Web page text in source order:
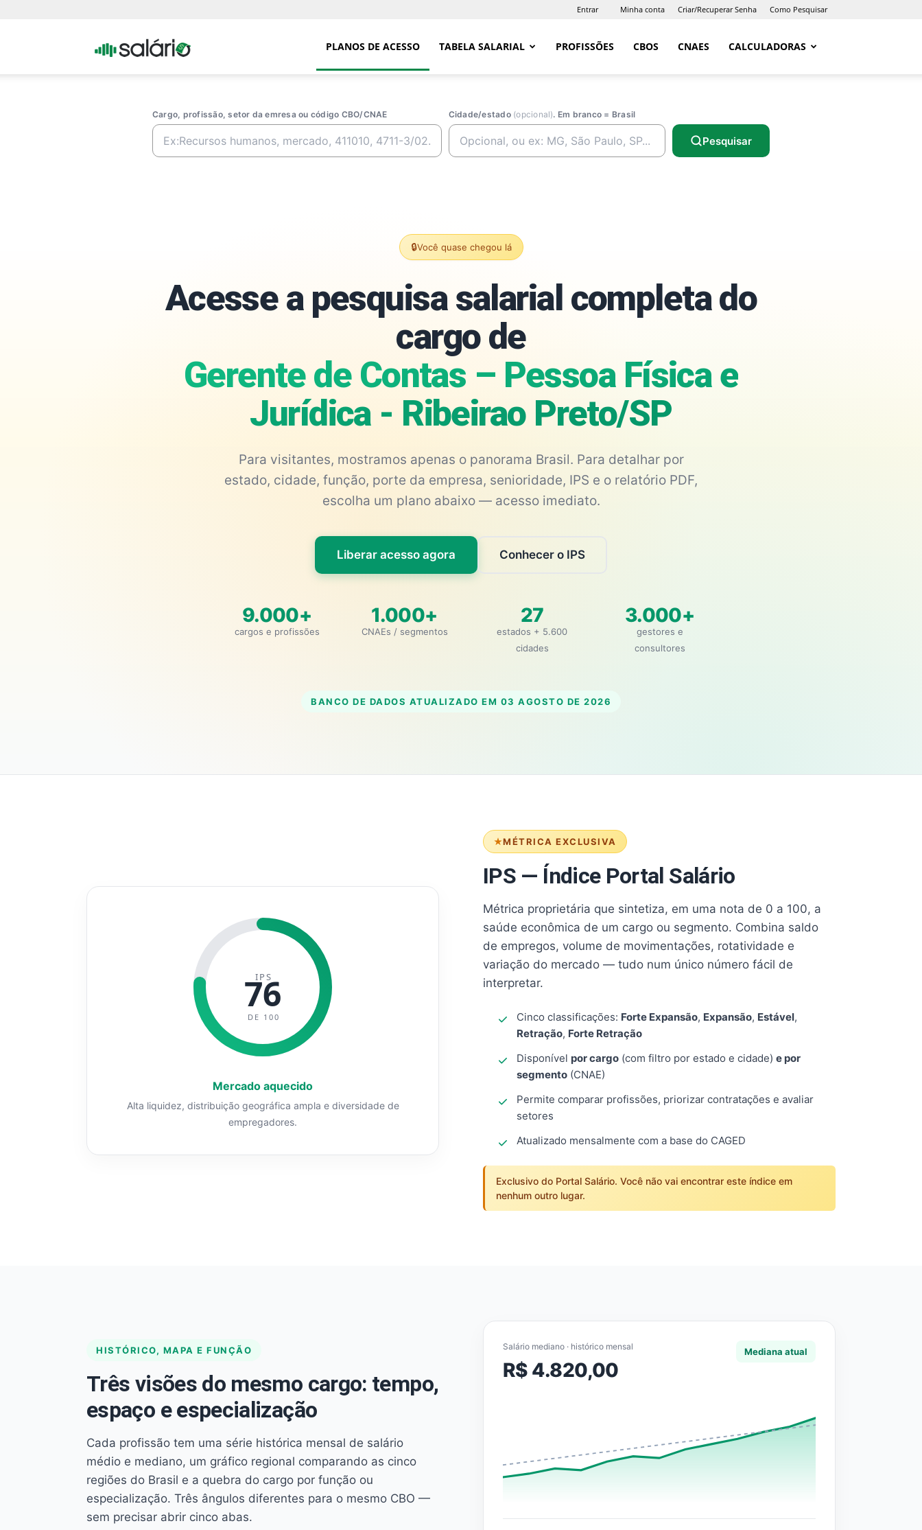
Entrar Minha conta Criar/Recuperar Senha Como Pesquisar
Portal PLANOS DE ACESSO TABELA SALARIAL PROFISSÕES CBOS CNAES CALCULADORAS
Cargo, profissão, setor da emresa ou código CBO/CNAE Cidade/estado (opcional). Em branco = Brasil
Pesquisar
🔒Você quase chegou lá
Acesse a pesquisa salarial completa do
cargo de
Gerente de Contas – Pessoa Física e
Jurídica - Ribeirao Preto/SP
Para visitantes, mostramos apenas o panorama Brasil. Para detalhar por
estado, cidade, função, porte da empresa, senioridade, IPS e o relatório PDF,
escolha um plano abaixo — acesso imediato.
Liberar acesso agora Conhecer o IPS
9.000+
cargos e profissões
1.000+
CNAEs / segmentos
27
estados + 5.600
cidades
3.000+
gestores e
consultores
BANCO DE DADOS ATUALIZADO EM 03 AGOSTO DE 2026
MÉTRICA EXCLUSIVA
IPS — Índice Portal Salário
Métrica proprietária que sintetiza, em uma nota de 0 a 100, a
saúde econômica de um cargo ou segmento. Combina saldo
de empregos, volume de movimentações, rotatividade e
variação do mercado — tudo num único número fácil de
interpretar.
Cinco classificações: Forte Expansão, Expansão, Estável,
Retração, Forte Retração
Disponível por cargo (com filtro por estado e cidade) e por
segmento (CNAE)
Permite comparar profissões, priorizar contratações e avaliar
setores
Atualizado mensalmente com a base do CAGED
Exclusivo do Portal Salário. Você não vai encontrar este índice em
nenhum outro lugar.
IPS
76
DE 100
Mercado aquecido
Alta liquidez, distribuição geográfica ampla e diversidade de
empregadores.
HISTÓRICO, MAPA E FUNÇÃO
Três visões do mesmo cargo: tempo,
espaço e especialização
Cada profissão tem uma série histórica mensal de salário
médio e mediano, um gráfico regional comparando as cinco
regiões do Brasil e a quebra do cargo por função ou
especialização. Três ângulos diferentes para o mesmo CBO —
sem precisar abrir cinco abas.
Salário mediano · histórico mensal
R$ 4.820,00
Mediana atual